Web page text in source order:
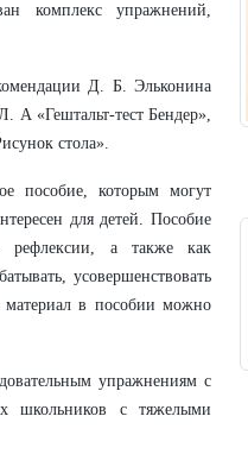
комплекс упражнений,
Д. Б. Эльконина
А «Гештальт-тест Бендер»,
стола».
пособие, которым могут
для детей. Пособие
рефлексии, а также как
усовершенствовать
материал в пособии можно
упражнениям с
школьников с тяжелыми